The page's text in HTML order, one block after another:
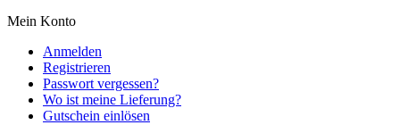
Mein Konto
Anmelden
Registrieren
Passwort vergessen?
Wo ist meine Lieferung?
Gutschein einlösen